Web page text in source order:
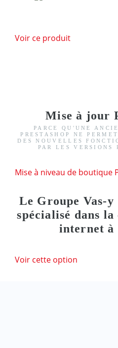
Voir ce produit
Mise à jour
PARCE QU'UNE
PRESTASHOP NE
DES NOUVELLES
PAR LES VERSIONS
Mise à niveau de boutique
Le Groupe Vas-y
spécialisé dans
internet à
Voir cette option